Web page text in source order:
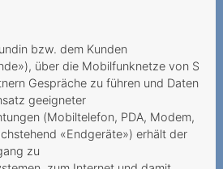
bzw. dem Kunden
über die Mobilfunknetze von S
Gespräche zu führen und Daten
geeigneter
(Mobiltelefon, PDA, Modem,
«Endgeräte») erhält der
zu
auf
Handeln
Anbieters
des PIN/PUK